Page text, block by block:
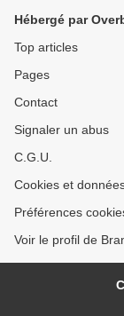
Hébergé par
Top articles
Pages
Contact
Signaler un abus
C.G.U.
Cookies et
Préférences
Voir le profil de